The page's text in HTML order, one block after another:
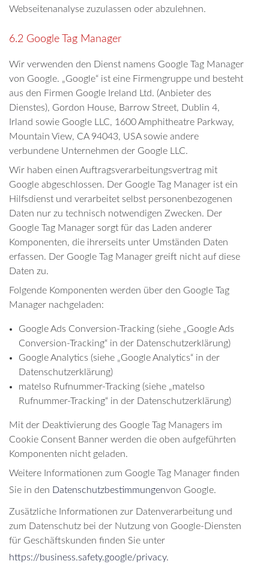
Webseitenanalyse zuzulassen oder abzulehnen.
6.2 Google Tag Manager
Wir verwenden den Dienst namens Google Tag Manager
von Google. „Google“ ist eine Firmengruppe und besteht
aus den Firmen Google Ireland Ltd. (Anbieter des
Dienstes), Gordon House, Barrow Street, Dublin 4,
Irland sowie Google LLC, 1600 Amphitheatre Parkway,
Mountain View, CA 94043, USA sowie andere
verbundene Unternehmen der Google LLC.
Wir haben einen Auftragsverarbeitungsvertrag mit
Google abgeschlossen. Der Google Tag Manager ist ein
Hilfsdienst und verarbeitet selbst personenbezogenen
Daten nur zu technisch notwendigen Zwecken. Der
Google Tag Manager sorgt für das Laden anderer
Komponenten, die ihrerseits unter Umständen Daten
erfassen. Der Google Tag Manager greift nicht auf diese
Daten zu.
Folgende Komponenten werden über den Google Tag
Manager nachgeladen:
Google Ads Conversion-Tracking (siehe „Google Ads
Conversion-Tracking“ in der Datenschutzerklärung)
Google Analytics (siehe „Google Analytics“ in der
Datenschutzerklärung)
matelso Rufnummer-Tracking (siehe „matelso
Rufnummer-Tracking“ in der Datenschutzerklärung)
Mit der Deaktivierung des Google Tag Managers im
Cookie Consent Banner werden die oben aufgeführten
Komponenten nicht geladen.
Weitere Informationen zum Google Tag Manager finden
Sie in den Datenschutzbestimmungenvon Google.
Zusätzliche Informationen zur Datenverarbeitung und
zum Datenschutz bei der Nutzung von Google-Diensten
für Geschäftskunden finden Sie unter
https://business.safety.google/privacy.